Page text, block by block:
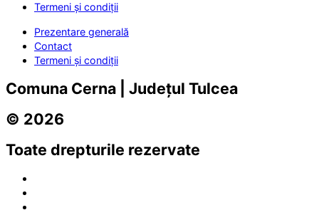
Termeni și condiții
Prezentare generală
Contact
Termeni și condiții
Comuna Cerna | Județul Tulcea
© 2026
Toate drepturile rezervate